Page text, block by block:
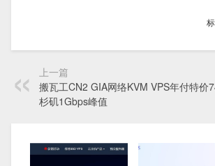
上一篇
搬瓦工CN2 GIA网络KVM VPS年付特价
杉矶1Gbps峰值